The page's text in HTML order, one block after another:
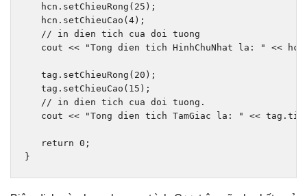
   hcn
. setChieuRong ( 25 );
   hcn
. setChieuCao (4);
// in dien tich cua doi tuong
   cout
<< "Tong dien tich HinhChuNhat la: " << hcn
   tag
. setChieuRong ( 20 );
   tag
. setChieuCao ( 15 );
// in dien tich cua doi tuong.
   cout
<< "Tong dien tich TamGiac la: " << tag .
return 0 ;
}